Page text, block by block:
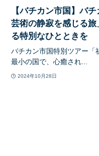
【バチカン市国】バ
芸術の静寂を感じる
る特別なひとときを
バチカン市国特別ツアー「
最小の国で、心癒され...
2024年10月28日